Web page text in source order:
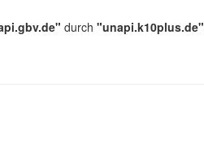
durch "unapi.k10plus.de"